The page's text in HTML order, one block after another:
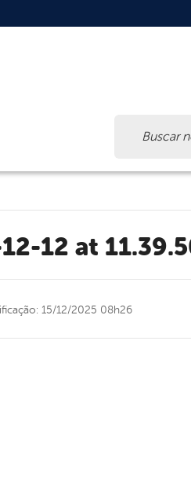
12 at
15/12/2025 08h26